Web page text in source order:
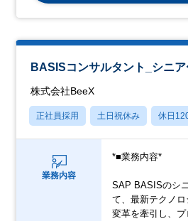
BASISコンサルタント_シニ
株式会社BeeX
正社員採用 土日祝休み 休日
業務内容
*■業務内容*
SAP BASISのシ
て、最新テクノ
変革を牽引し、